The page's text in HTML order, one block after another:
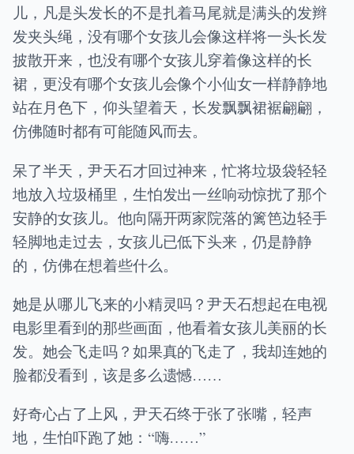
儿，凡是头发长的不是扎着马尾就是满头的发辫
发夹头绳，没有哪个女孩儿会像这样将一头长发
披散开来，也没有哪个女孩儿穿着像这样的长
裙，更没有哪个女孩儿会像个小仙女一样静静地
站在月色下，仰头望着天，长发飘飘裙裾翩翩，
仿佛随时都有可能随风而去。
呆了半天，尹天石才回过神来，忙将垃圾袋轻轻
地放入垃圾桶里，生怕发出一丝响动惊扰了那个
安静的女孩儿。他向隔开两家院落的篱笆边轻手
轻脚地走过去，女孩儿已低下头来，仍是静静
的，仿佛在想着些什么。
她是从哪儿飞来的小精灵吗？尹天石想起在电视
电影里看到的那些画面，他看着女孩儿美丽的长
发。她会飞走吗？如果真的飞走了，我却连她的
脸都没看到，该是多么遗憾……
好奇心占了上风，尹天石终于张了张嘴，轻声
地，生怕吓跑了她：“嗨……”